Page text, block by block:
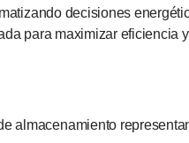
decisiones
para maximizar eficiencia
almacenamiento